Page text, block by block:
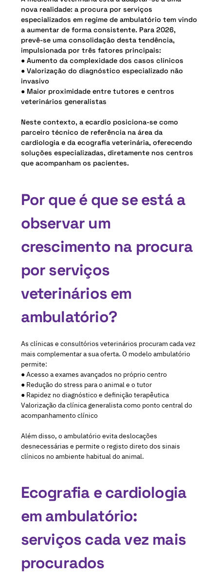
nova realidade: a procura por serviços
especializados em regime de ambulatório tem vindo
a aumentar de forma consistente. Para 2026,
prevê-se uma consolidação desta tendência,
impulsionada por três fatores principais:
● Aumento da complexidade dos casos clínicos
● Valorização do diagnóstico especializado não
invasivo
● Maior proximidade entre tutores e centros
veterinários generalistas
Neste contexto, a ecardio posiciona-se como
parceiro técnico de referência na área da
cardiologia e da ecografia veterinária, oferecendo
soluções especializadas, diretamente nos centros
que acompanham os pacientes.
Por que é que se está a
observar um
crescimento na procura
por serviços
veterinários em
ambulatório?
As clínicas e consultórios veterinários procuram cada vez
mais complementar a sua oferta. O modelo ambulatório
permite:
● Acesso a exames avançados no próprio centro
● Redução do stress para o animal e o tutor
● Rapidez no diagnóstico e definição terapêutica
Valorização da clínica generalista como ponto central do
acompanhamento clínico
Além disso, o ambulatório evita deslocações
desnecessárias e permite o registo direto dos sinais
clínicos no ambiente habitual do animal.
Ecografia e cardiologia
em ambulatório:
serviços cada vez mais
procurados